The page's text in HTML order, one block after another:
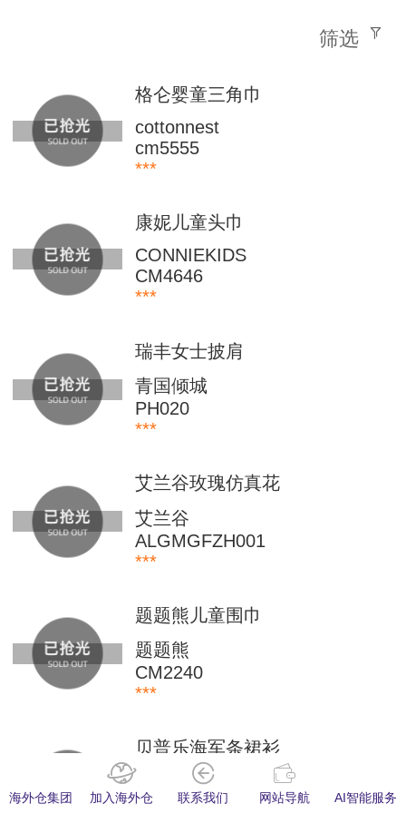
筛选
格仑婴童三角巾
cottonnest
cm5555
***
康妮儿童头巾
CONNIEKIDS
CM4646
***
瑞丰女士披肩
青国倾城
PH020
***
艾兰谷玫瑰仿真花
艾兰谷
ALGMGFZH001
***
题题熊儿童围巾
题题熊
CM2240
***
贝普乐海军条裙衫
FD031
海外仓集团 加入海外仓 联系我们 网站导航 AI智能服务